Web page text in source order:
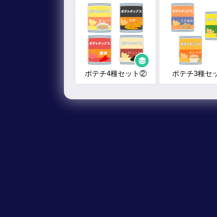
ポテチ4種セット② ポテチ3種セ